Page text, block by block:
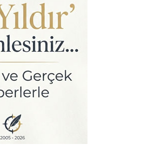
bu kimyasalları oksitleyerek
ve besin zincirinin
sindirim işlemini
bakterilere devrediyor:
gerçek bir sindirim sistemine
ortaklarına güveniyor.
sızıntı gazlarını besine
bakteriler barındırıyor.